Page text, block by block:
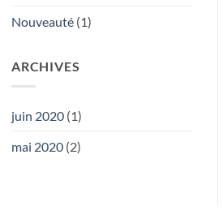
Nouveauté (1)
ARCHIVES
juin 2020 (1)
mai 2020 (2)